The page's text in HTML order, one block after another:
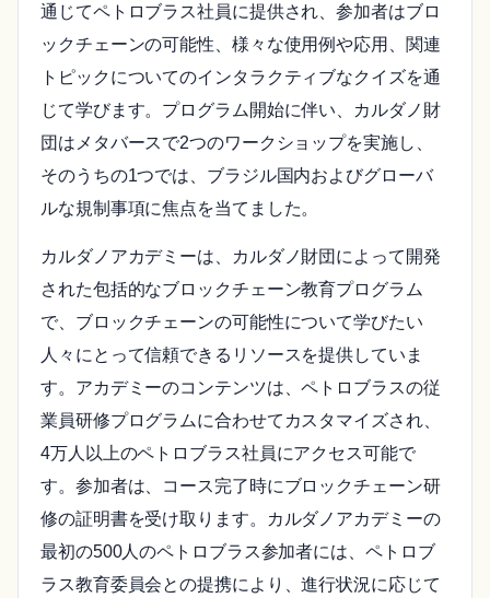
通じてペトロブラス社員に提供され、参加者はブロ
ックチェーンの可能性、様々な使用例や応用、関連
トピックについてのインタラクティブなクイズを通
じて学びます。プログラム開始に伴い、カルダノ財
団はメタバースで2つのワークショップを実施し、
そのうちの1つでは、ブラジル国内およびグローバ
ルな規制事項に焦点を当てました。
カルダノアカデミーは、カルダノ財団によって開発
された包括的なブロックチェーン教育プログラム
で、ブロックチェーンの可能性について学びたい
人々にとって信頼できるリソースを提供していま
す。アカデミーのコンテンツは、ペトロブラスの従
業員研修プログラムに合わせてカスタマイズされ、
4万人以上のペトロブラス社員にアクセス可能で
す。参加者は、コース完了時にブロックチェーン研
修の証明書を受け取ります。カルダノアカデミーの
最初の500人のペトロブラス参加者には、ペトロブ
ラス教育委員会との提携により、進行状況に応じて